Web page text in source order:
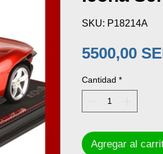
SKU: P18214A
5500,00
Cantidad *
Agregar al